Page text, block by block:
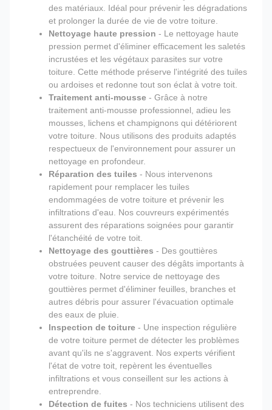
des matériaux. Idéal pour prévenir les dégradations
et prolonger la durée de vie de votre toiture.
Nettoyage haute pression - Le nettoyage haute
pression permet d'éliminer efficacement les saletés
incrustées et les végétaux parasites sur votre
toiture. Cette méthode préserve l'intégrité des tuiles
ou ardoises et redonne tout son éclat à votre toit.
Traitement anti-mousse - Grâce à notre
traitement anti-mousse professionnel, adieu les
mousses, lichens et champignons qui détériorent
votre toiture. Nous utilisons des produits adaptés
respectueux de l'environnement pour assurer un
nettoyage en profondeur.
Réparation des tuiles - Nous intervenons
rapidement pour remplacer les tuiles
endommagées de votre toiture et prévenir les
infiltrations d'eau. Nos couvreurs expérimentés
assurent des réparations soignées pour garantir
l'étanchéité de votre toit.
Nettoyage des gouttières - Des gouttières
obstruées peuvent causer des dégâts importants à
votre toiture. Notre service de nettoyage des
gouttières permet d'éliminer feuilles, branches et
autres débris pour assurer l'évacuation optimale
des eaux de pluie.
Inspection de toiture - Une inspection régulière
de votre toiture permet de détecter les problèmes
avant qu'ils ne s'aggravent. Nos experts vérifient
l'état de votre toit, repèrent les éventuelles
infiltrations et vous conseillent sur les actions à
entreprendre.
Détection de fuites - Nos techniciens utilisent des